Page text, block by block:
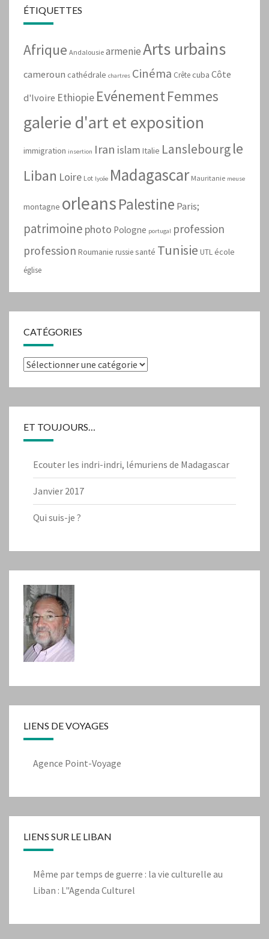
ÉTIQUETTES
Afrique Andalousie armenieArts urbains
cameroun cathédrale chartres Cinéma Crêtecuba Côte
d'Ivoire Ethiopie EvénementFemmes
galerie d'art et exposition
immigration insertion Iran islam Italie Lanslebourgle
Liban Loire Lot lycée Madagascar Mauritanie meuse
montagne orleansPalestine Paris;
patrimoine photo Pologne portugal profession
profession Roumanie russiesanté Tunisie UTLécole
église
CATÉGORIES
Catégories
ET TOUJOURS…
Ecouter les indri-indri, lémuriens de Madagascar
Janvier 2017
Qui suis-je ?
LIENS DE VOYAGES
Agence Point-Voyage
LIENS SUR LE LIBAN
Même par temps de guerre : la vie culturelle au
Liban : L"Agenda Culturel